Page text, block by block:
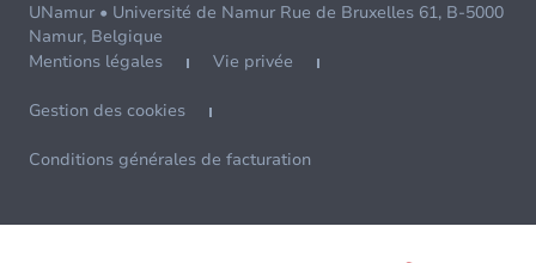
UNamur • Université de Namur Rue de Bruxelles 61, B-5000
Namur, Belgique
Mentions légales
Vie privée
Gestion des cookies
Conditions générales de facturation